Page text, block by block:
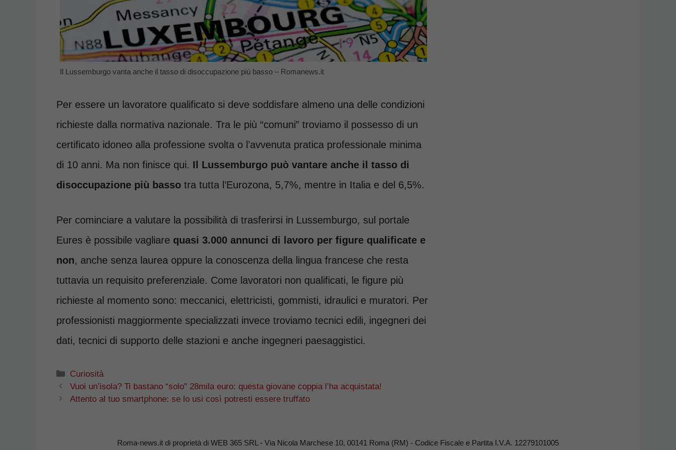
Il Lussemburgo vanta anche il tasso di disoccupazione più basso – Romanews.it
Per essere un lavoratore qualificato si deve soddisfare almeno una delle condizioni
richieste dalla normativa nazionale. Tra le più “comuni” troviamo il possesso di un
certificato idoneo alla professione svolta o l’avvenuta pratica professionale minima
di 10 anni. Ma non finisce qui. Il Lussemburgo può vantare anche il tasso di
disoccupazione più basso tra tutta l’Eurozona, 5,7%, mentre in Italia e del 6,5%.
Per cominciare a valutare la possibilità di trasferirsi in Lussemburgo, sul portale
Eures è possibile vagliare quasi 3.000 annunci di lavoro per figure qualificate e
non, anche senza laurea oppure la conoscenza della lingua francese che resta
tuttavia un requisito preferenziale. Come lavoratori non qualificati, le figure più
richieste al momento sono: meccanici, elettricisti, gommisti, idraulici e muratori. Per
professionisti maggiormente specializzati invece troviamo tecnici edili, ingegneri dei
dati, tecnici di supporto delle stazioni e anche ingegneri paesaggistici.
Categorie
Curiosità
Vuoi un’isola? Ti bastano “solo” 28mila euro: questa giovane coppia l’ha acquistata!
Attento al tuo smartphone: se lo usi così potresti essere truffato
Roma-news.it di proprietà di WEB 365 SRL - Via Nicola Marchese 10, 00141 Roma (RM) - Codice Fiscale e Partita I.V.A. 12279101005